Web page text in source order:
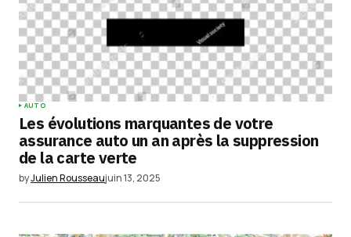
Your Name*
Your E-mail*
Enregistrer mon nom, mon e-mail et mon
site dans le navigateur pour mon prochain
AUTO
Les évolutions marquantes de votre
assurance auto un an après la suppression
de la carte verte
byJulien Rousseaujuin 13, 2025